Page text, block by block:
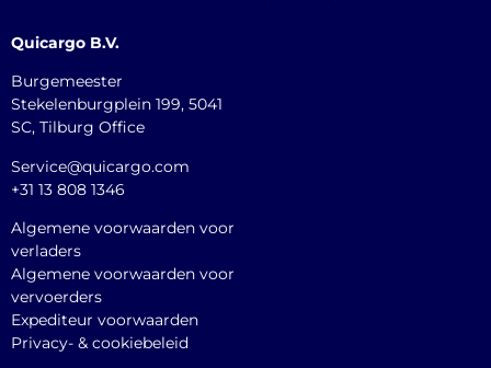
Quicargo B.V.
Burgemeester
Stekelenburgplein 199, 5041
SC, Tilburg Office
Service@quicargo.com
+31 13 808 1346
Algemene voorwaarden voor
verladers
Algemene voorwaarden voor
vervoerders
Expediteur voorwaarden
Privacy- & cookiebeleid